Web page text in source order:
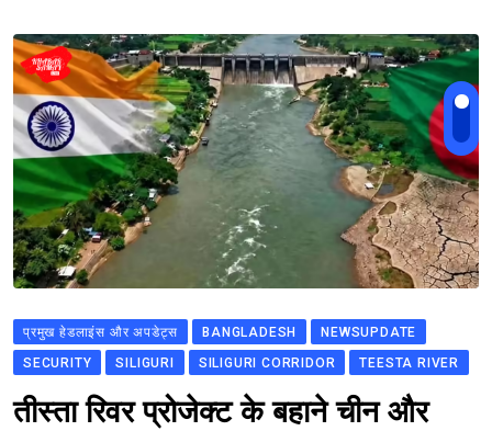
प्रमुख हेडलाइंस और अपडेट्स BANGLADESH
NEWSUPDATE
SECURITY
SILIGURI SILIGURI CORRIDOR TEESTA RIVER
तीस्ता रिवर प्रोजेक्ट के बहाने चीन और